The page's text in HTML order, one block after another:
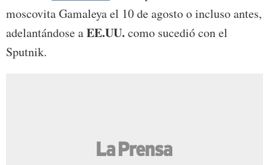
moscovita Gamaleya el 10 de agosto o incluso antes,
adelantándose aEE.UU. como sucedió con el
Sputnik.